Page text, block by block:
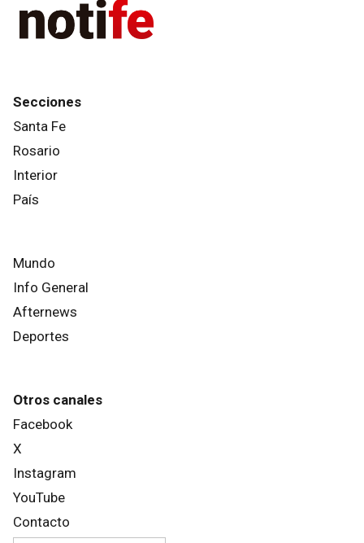
Secciones
Santa Fe
Rosario
Interior
País
Mundo
Info General
Afternews
Deportes
Otros canales
Facebook
X
Instagram
YouTube
Contacto